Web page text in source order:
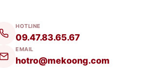
cách hiện đại và tinh tế.
màu sắc và ấm cúng.
HOTLINE
09.47.83.65.67
EMAIL
hotro@mekoong.com